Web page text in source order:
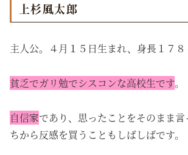
上杉風太郎
主人公。４月１５日生まれ、身長１７８
貧乏でガリ勉でシスコンな高校生です。
自信家であり、思ったことをそのまま
ちから反感を買うこともしばしばです。